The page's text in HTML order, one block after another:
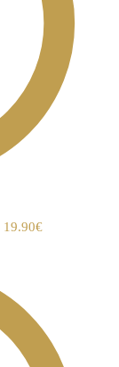
19.90€